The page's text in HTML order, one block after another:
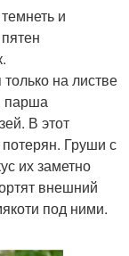
и
на листве
парша
В этот
Груши с
их заметно
внешний
под ними.